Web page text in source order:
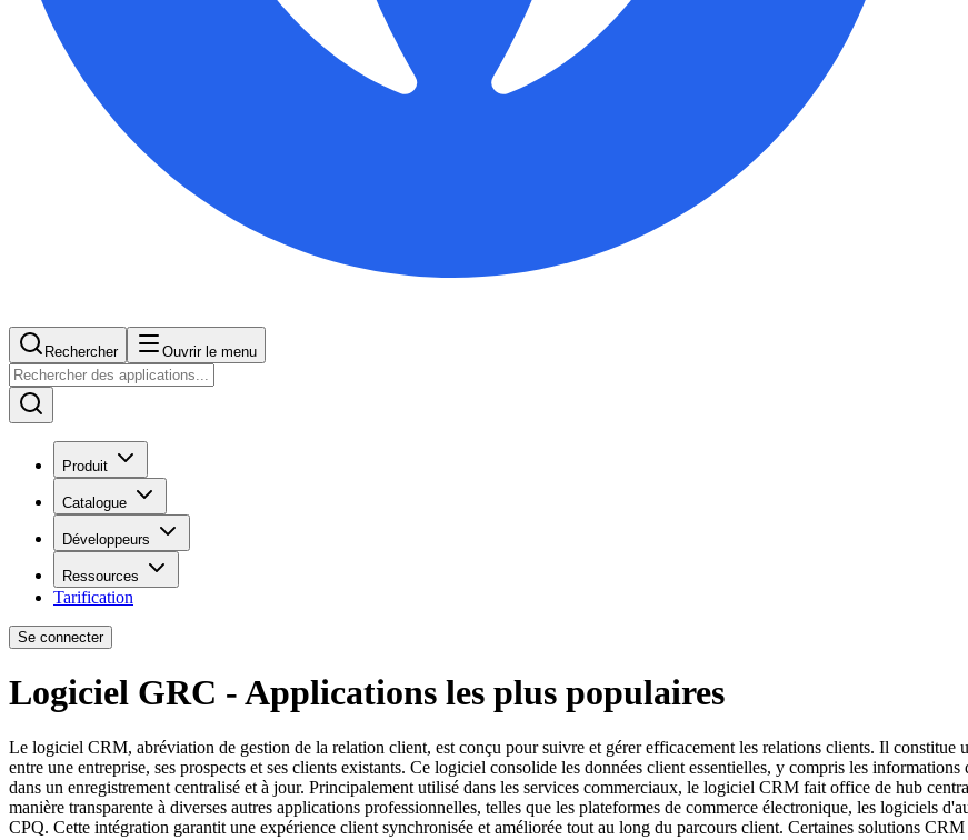
Rechercher Ouvrir le menu
Produit
Catalogue
Développeurs
Ressources
Tarification
Se connecter
Logiciel GRC - Applications les plus populaires
Le logiciel CRM, abréviation de gestion de la relation client, est conçu pour suivre et gérer efficacement les relations clients. Il constitue
entre une entreprise, ses prospects et ses clients existants. Ce logiciel consolide les données client essentielles, y compris les
dans un enregistrement centralisé et à jour. Principalement utilisé dans les services commerciaux, le logiciel CRM fait office de hub
manière transparente à diverses autres applications professionnelles, telles que les plateformes de commerce électronique, les logiciels
CPQ. Cette intégration garantit une expérience client synchronisée et améliorée tout au long du parcours client. Certaines solutions